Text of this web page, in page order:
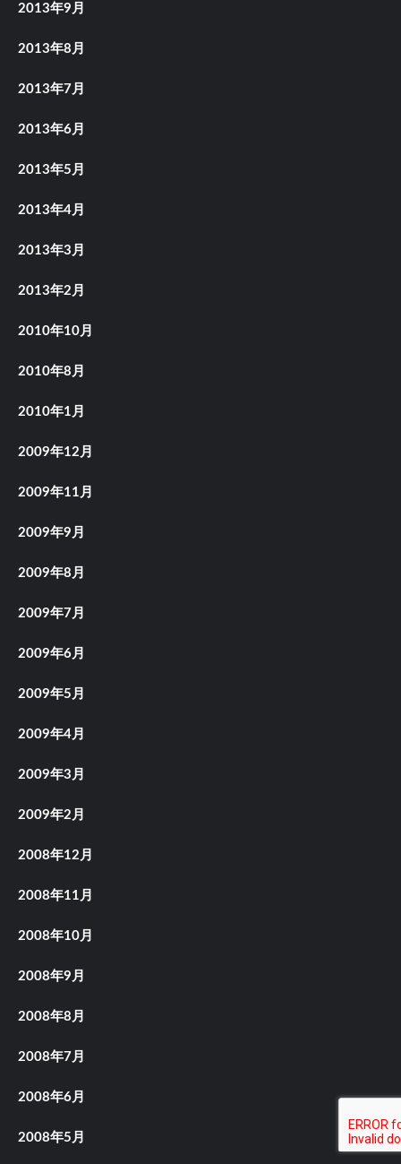
2013年9月
2013年8月
2013年7月
2013年6月
2013年5月
2013年4月
2013年3月
2013年2月
2010年10月
2010年8月
2010年1月
2009年12月
2009年11月
2009年9月
2009年8月
2009年7月
2009年6月
2009年5月
2009年4月
2009年3月
2009年2月
2008年12月
2008年11月
2008年10月
2008年9月
2008年8月
2008年7月
2008年6月
2008年5月